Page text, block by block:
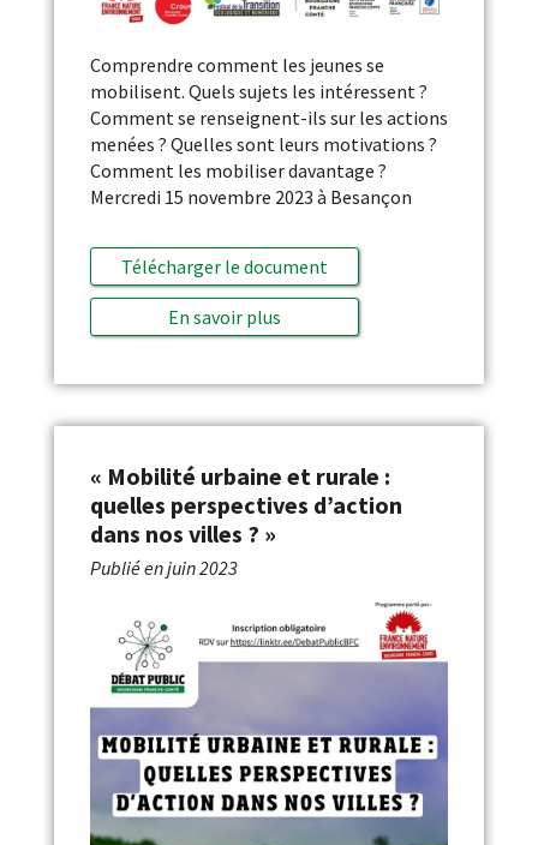
Comprendre comment les jeunes se
mobilisent. Quels sujets les intéressent ?
Comment se renseignent-ils sur les actions
menées ? Quelles sont leurs motivations ?
Comment les mobiliser davantage ?
Mercredi 15 novembre 2023 à Besançon
Télécharger le document
En savoir plus
« Mobilité urbaine et rurale :
quelles perspectives d’action
dans nos villes ? »
Publié enjuin 2023